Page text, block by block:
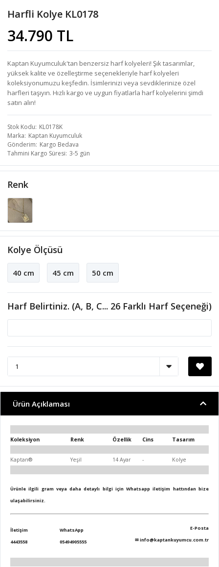
Harfli Kolye KL0178
34.790 TL
Kaptan Kuyumculuk'tan benzersiz harf kolyeleri! Şık tasarımlar,
yüksek kalite ve özelleştirme seçenekleriyle harf kolyeleri
koleksiyonumuzu keşfedin. İsimlerinizi veya sevdiklerinize özel
harfleri taşıyın. Hızlı kargo ve uygun fiyatlarla harf kolyelerini şimdi
satın alın!
Stok Kodu KL0178K
Marka Kaptan Kuyumculuk
Gönderim Kargo Bedava
Tahmini Kargo Süresi 3-5 gün
Renk
Kolye Ölçüsü
40 cm 45 cm 50 cm
Harf Belirtiniz. (A, B, C... 26 Farklı Harf Seçeneği)
Ürün Açıklaması
Koleksiyon Renk Özellik Cins Tasarım
Kaptan® Yeşil 14 Ayar - Kolye
Ürünle ilgili gram veya daha detaylı bilgi için Whatsapp iletişim hattından bize
ulaşabilirsiniz.
İletişim
4443558
WhatsApp
05494905555
E-Posta
✉info@kaptankuyumcu.com.tr